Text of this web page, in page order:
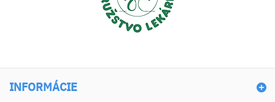
INFORMÁCIE